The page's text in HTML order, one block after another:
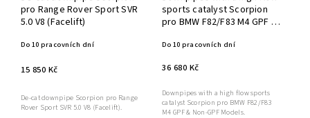
pro Range Rover Sport SVR
5.0 V8 (Facelift)
Do 10 pracovních dní
15 850 Kč
De-cat downpipe Scorpion pro Range
Rover Sport SVR 5.0 V8 (Facelift).
sports catalyst Scorpion
pro BMW F82/F83 M4 GPF &
Do 10 pracovních dní
36 680 Kč
Downpipes with a high flow sports
catalyst Scorpion pro BMW F82/F83
M4 GPF & Non-GPF Models.